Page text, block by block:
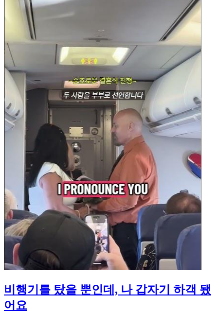
비행기를 탔을 뿐인데, 나 갑자기 하객 됐
어요